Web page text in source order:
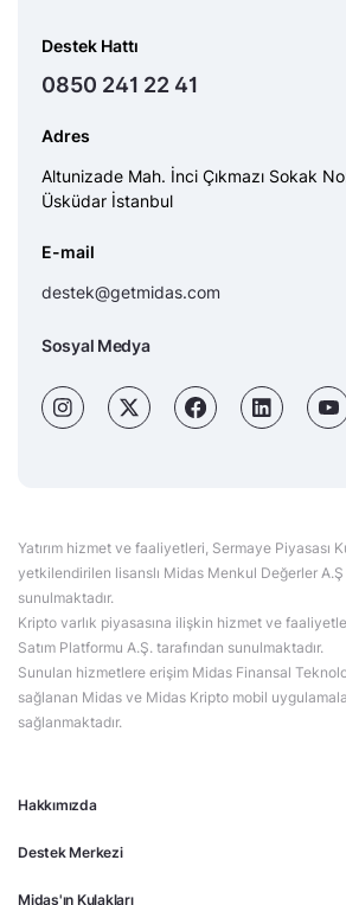
Hakkımızda
Destek Merkezi
Midas'ın Kulakları
Destek Hattı
0850 241 22 41
Adres
Altunizade Mah. İnci Çıkmazı Sokak
Üsküdar İstanbul
E-mail
destek@getmidas.com
Sosyal Medya
Yatırım hizmet ve faaliyetleri, Sermaye Piyasası
yetkilendirilen lisanslı Midas Menkul Değerler A.Ş
sunulmaktadır.
Kripto varlık piyasasına ilişkin hizmet ve
Satım Platformu A.Ş. tarafından sunulmaktadır.
Sunulan hizmetlere erişim Midas Finansal
sağlanan Midas ve Midas Kripto mobil
sağlanmaktadır.